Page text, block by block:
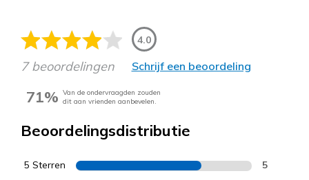
4.0
7 beoordelingen Schrijf een beoordeling
71% Van de ondervraagden zouden
dit aan vrienden aanbevelen.
Beoordelingsdistributie
5 Sterren 5